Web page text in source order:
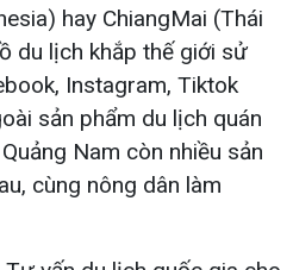
hay ChiangMai (Thái
du lịch khắp thế giới sử
Instagram, Tiktok
sản phẩm du lịch quán
Nam còn nhiều sản
cùng nông dân làm